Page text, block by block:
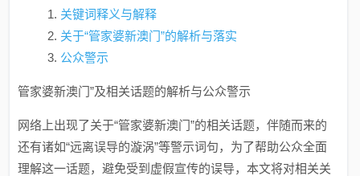
关键词释义与解释
关于“管家婆新澳门”的解析与落实
公众警示
管家婆新澳门”及相关话题的解析与公众警示
网络上出现了关于“管家婆新澳门”的相关话题，伴随而来的
还有诸如“远离误导的漩涡”等警示词句，为了帮助公众全面
理解这一话题，避免受到虚假宣传的误导，本文将对相关关